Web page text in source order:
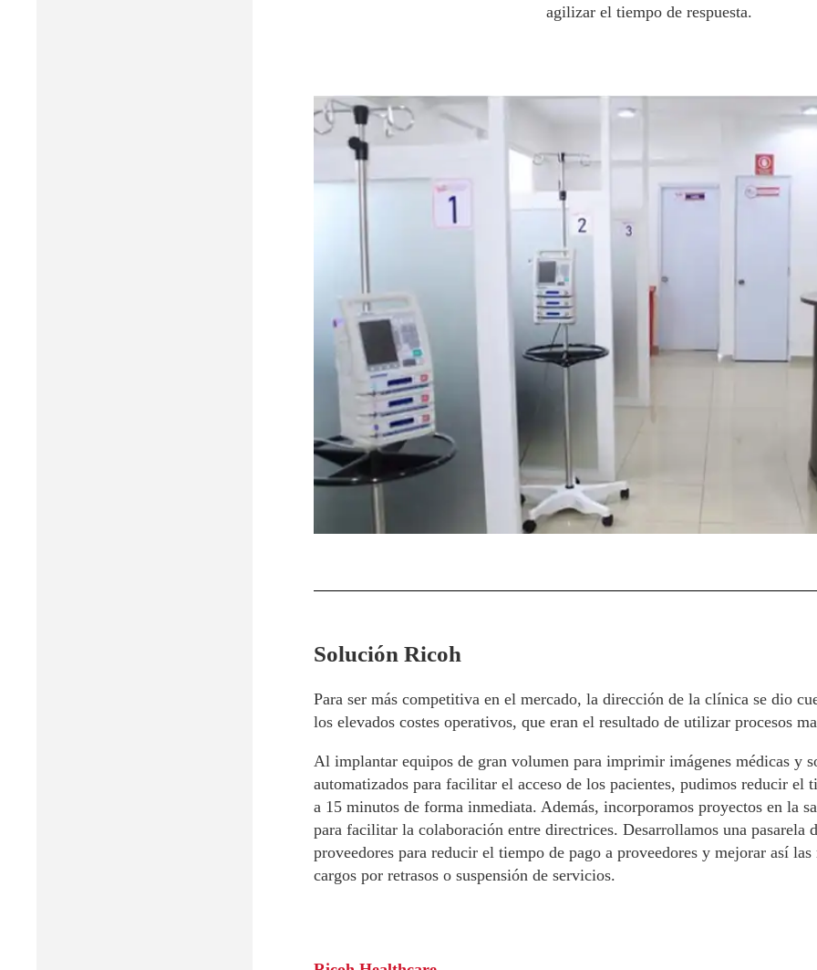
agilizar el tiempo de respuesta.
Solución Ricoh
Para ser más competitiva en el mercado, la dirección de la clínica se dio
los elevados costes operativos, que eran el resultado de utilizar procesos
Al implantar equipos de gran volumen para imprimir imágenes médicas y
automatizados para facilitar el acceso de los pacientes, pudimos reducir el
a 15 minutos de forma inmediata. Además, incorporamos proyectos en la
para facilitar la colaboración entre directrices. Desarrollamos una pasarela
proveedores para reducir el tiempo de pago a proveedores y mejorar así
cargos por retrasos o suspensión de servicios.